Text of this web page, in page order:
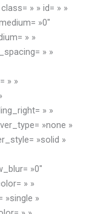
» » id= » »
»0″
» »
» »
» »
» »
»none »
»solid »
»0″
» »
»single »